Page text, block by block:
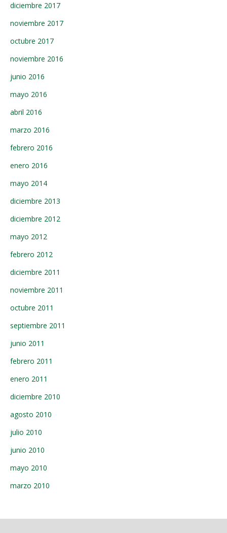
diciembre 2017
noviembre 2017
octubre 2017
noviembre 2016
junio 2016
mayo 2016
abril 2016
marzo 2016
febrero 2016
enero 2016
mayo 2014
diciembre 2013
diciembre 2012
mayo 2012
febrero 2012
diciembre 2011
noviembre 2011
octubre 2011
septiembre 2011
junio 2011
febrero 2011
enero 2011
diciembre 2010
agosto 2010
julio 2010
junio 2010
mayo 2010
marzo 2010